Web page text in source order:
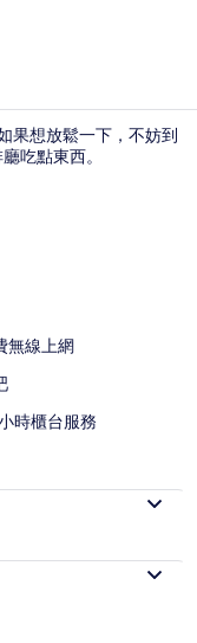
果想放鬆一下，不妨到
吃點東西。
無線上網
時櫃台服務